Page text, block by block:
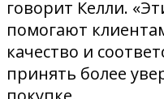
говорит Келли.
помогают
качество и
принять более